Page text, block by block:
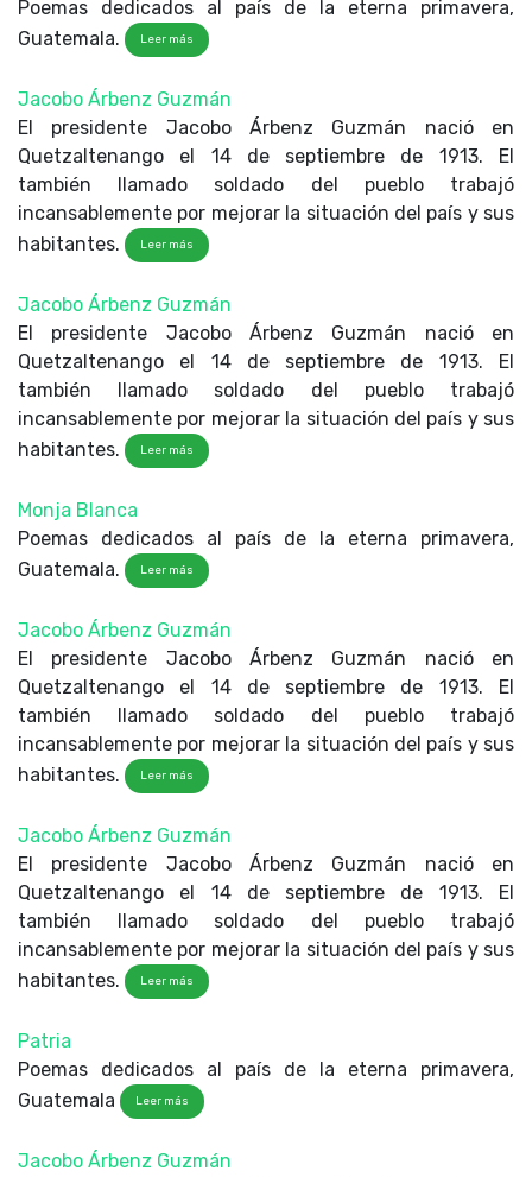
Poemas dedicados al país de la eterna primavera,
Guatemala.
Leer más
Jacobo Árbenz Guzmán
El presidente Jacobo Árbenz Guzmán nació en
Quetzaltenango el 14 de septiembre de 1913. El
también llamado soldado del pueblo trabajó
incansablemente por mejorar la situación del país y sus
habitantes.
Leer más
Jacobo Árbenz Guzmán
El presidente Jacobo Árbenz Guzmán nació en
Quetzaltenango el 14 de septiembre de 1913. El
también llamado soldado del pueblo trabajó
incansablemente por mejorar la situación del país y sus
habitantes.
Leer más
Monja Blanca
Poemas dedicados al país de la eterna primavera,
Guatemala.
Leer más
Jacobo Árbenz Guzmán
El presidente Jacobo Árbenz Guzmán nació en
Quetzaltenango el 14 de septiembre de 1913. El
también llamado soldado del pueblo trabajó
incansablemente por mejorar la situación del país y sus
habitantes.
Leer más
Jacobo Árbenz Guzmán
El presidente Jacobo Árbenz Guzmán nació en
Quetzaltenango el 14 de septiembre de 1913. El
también llamado soldado del pueblo trabajó
incansablemente por mejorar la situación del país y sus
habitantes.
Leer más
Patria
Poemas dedicados al país de la eterna primavera,
Guatemala
Leer más
Jacobo Árbenz Guzmán